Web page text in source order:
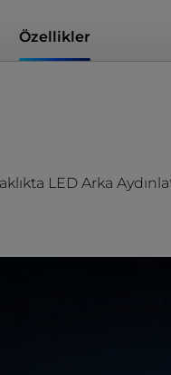
Özellikler
LED Arka